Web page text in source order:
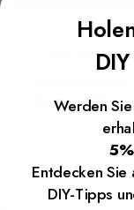
inkl. MwSt.
Werktage (DE)
Werden
Entdecken
DIY-Tipps